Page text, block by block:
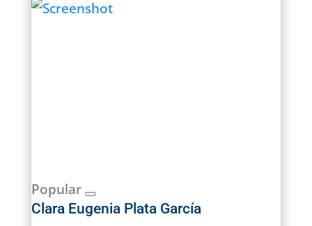
Popular
Clara Eugenia Plata García